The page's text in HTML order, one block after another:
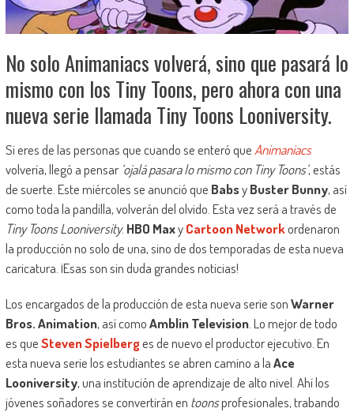
No solo Animaniacs volverá, sino que pasará lo
mismo con los Tiny Toons, pero ahora con una
nueva serie llamada Tiny Toons Looniversity.
Si eres de las personas que cuando se enteró que Animaniacs
volvería, llegó a pensar ‘ojalá pasara lo mismo con Tiny Toons’, estás
de suerte. Este miércoles se anunció que BabsyBuster Bunny, así
como toda la pandilla, volverán del olvido. Esta vez será a través de
Tiny Toons Looniversity. HBO MaxyCartoon Networkordenaron
la producción no solo de una, sino de dos temporadas de esta nueva
caricatura. ¡Esas son sin duda grandes noticias!
Los encargados de la producción de esta nueva serie sonWarner
Bros. Animation, así comoAmblin Television. Lo mejor de todo
es queSteven Spielberges de nuevo el productor ejecutivo. En
esta nueva serie los estudiantes se abren camino a laAce
Looniversity, una institución de aprendizaje de alto nivel. Ahí los
jóvenes soñadores se convertirán en toonsprofesionales, trabando